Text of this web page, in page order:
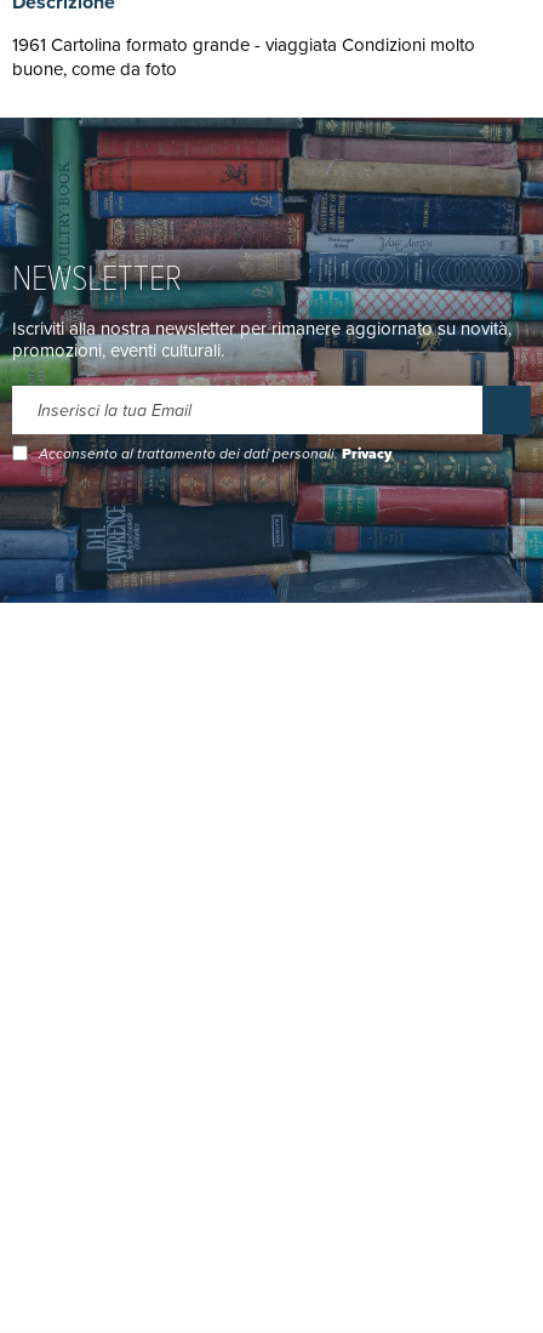
1961 Cartolina formato grande - viaggiata Condizioni molto
buone, come da foto
NEWSLETTER
Iscriviti alla nostra newsletter per rimanere aggiornato su novità,
promozioni, eventi culturali.
Acconsento al trattamento dei dati personali.Privacy